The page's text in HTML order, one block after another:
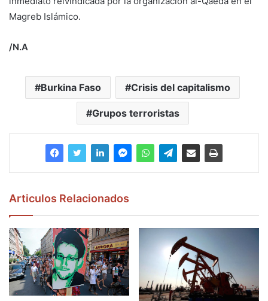
Magreb Islámico.
/N.A
Burkina Faso Crisis del capitalismo
Grupos terroristas
Articulos Relacionados